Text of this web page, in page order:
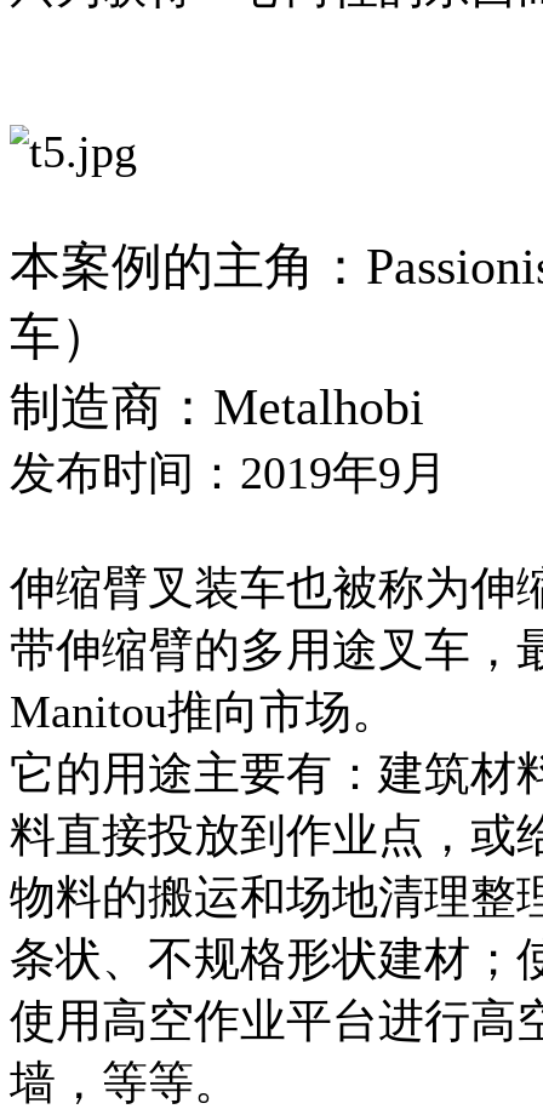
本案例的主角：
车）
制造商：Metalhobi
发布时间：2019年9月
伸缩臂叉装车也被称为伸
带伸缩臂的多用途叉车，
Manitou推向市场。
它的用途主要有：建筑材
料直接投放到作业点，或
物料的搬运和场地清理整
条状、不规格形状建材；
使用高空作业平台进行高
墙，等等。